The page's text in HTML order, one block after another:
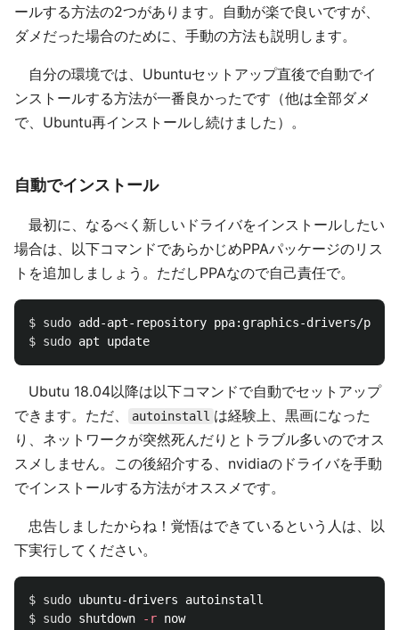
ールする方法の2つがあります。自動が楽で良いですが、
ダメだった場合のために、手動の方法も説明します。
自分の環境では、Ubuntuセットアップ直後で自動でイ
ンストールする方法が一番良かったです（他は全部ダメ
で、Ubuntu再インストールし続けました）。
自動でインストール
最初に、なるべく新しいドライバをインストールしたい
場合は、以下コマンドであらかじめPPAパッケージのリス
トを追加しましょう。ただしPPAなので自己責任で。
$ sudo
$ sudo
Ubutu 18.04以降は以下コマンドで自動でセットアップ
できます。ただ、
autoinstall は経験上、黒画になった
り、ネットワークが突然死んだりとトラブル多いのでオス
スメしません。この後紹介する、nvidiaのドライバを手動
でインストールする方法がオススメです。
忠告しましたからね！覚悟はできているという人は、以
下実行してください。
$ sudo
$ sudo shutdown -r